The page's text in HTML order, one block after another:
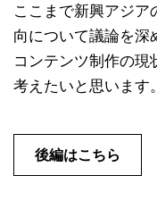
ここまで新興アジア
向について議論を深
コンテンツ制作の現
考えたいと思います。
後編はこちら